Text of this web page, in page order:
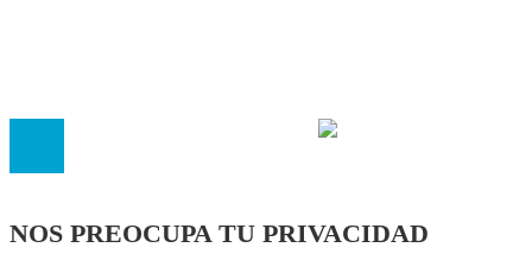
NOS PREOCUPA TU PRIVACIDAD